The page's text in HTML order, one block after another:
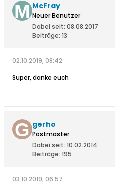
McFray
Neuer Benutzer
Dabei seit: 08.08.2017
Beiträge: 13
02.10.2019, 08:42
Super, danke euch
gerho
Postmaster
Dabei seit: 10.02.2014
Beiträge: 195
03.10.2019, 06:57